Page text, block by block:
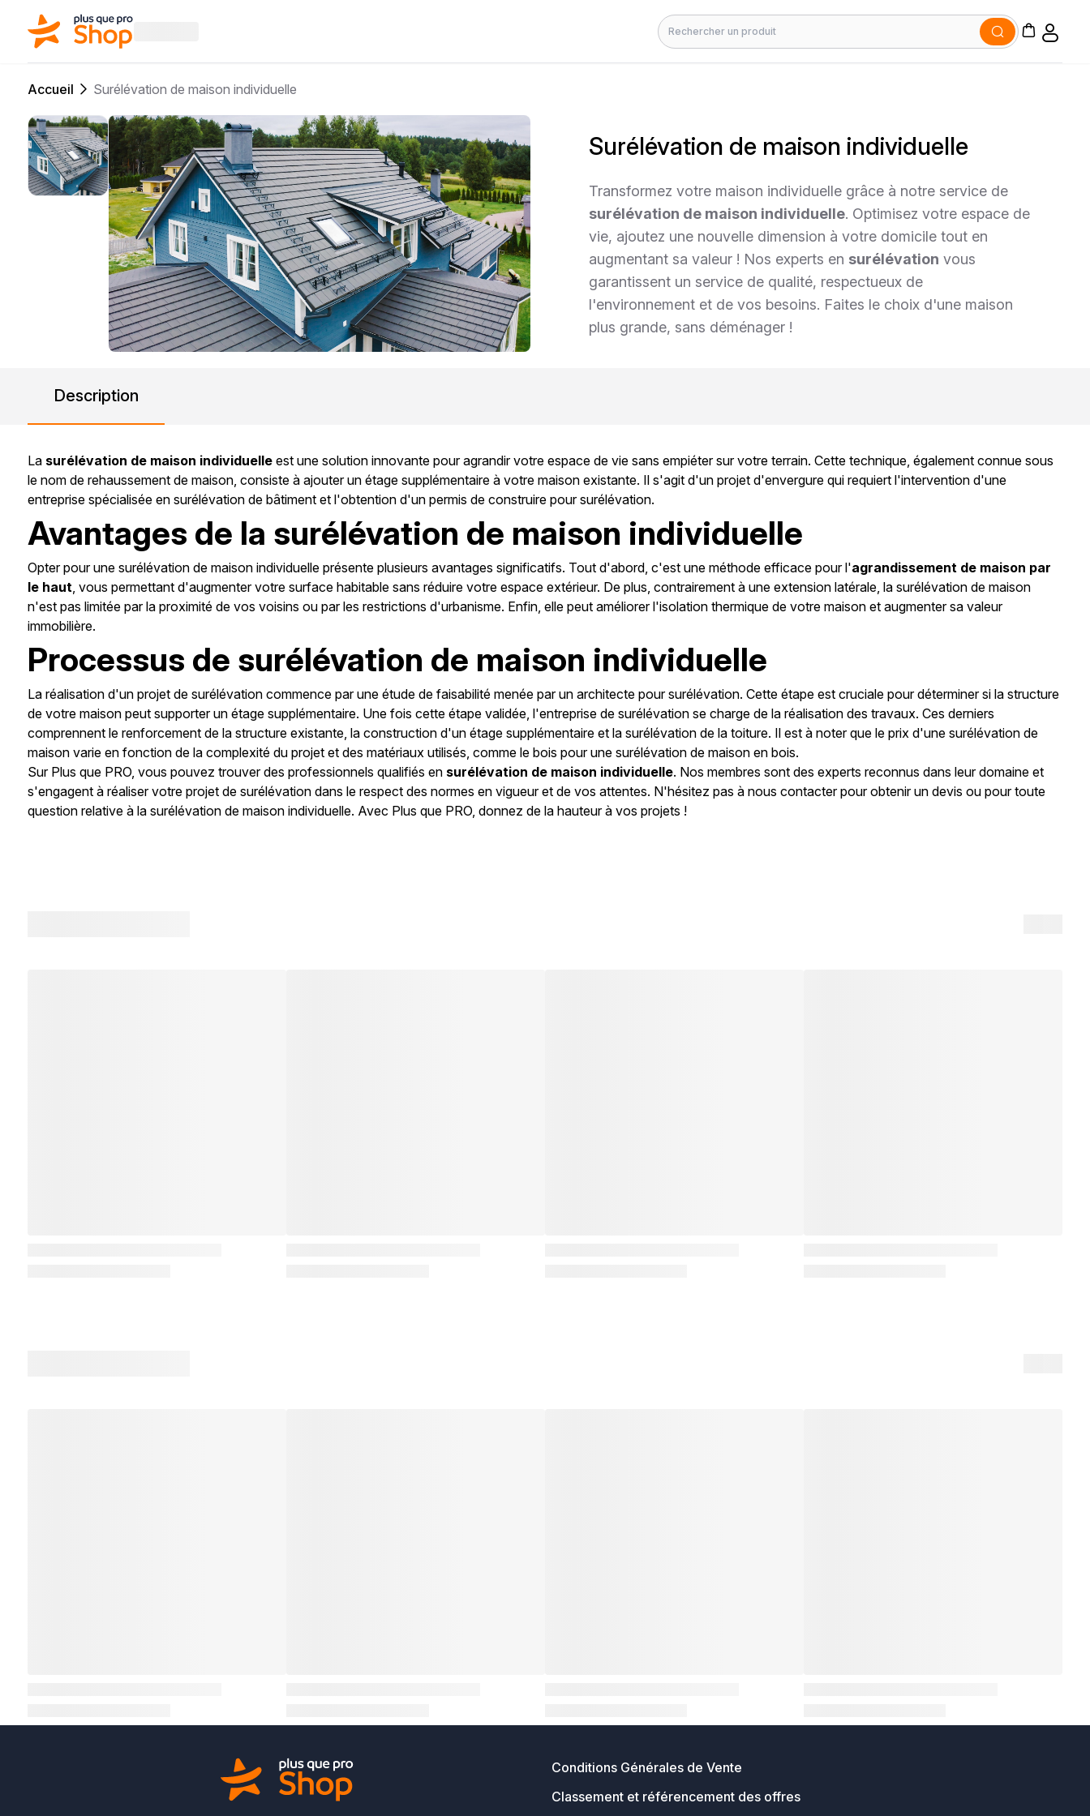
Rechercher
Accueil Surélévation de maison individuelle
Surélévation de maison individuelle
Transformez votre maison individuelle grâce à notre service de
surélévation de maison individuelle. Optimisez votre espace de
vie, ajoutez une nouvelle dimension à votre domicile tout en
augmentant sa valeur ! Nos experts en surélévation vous
garantissent un service de qualité, respectueux de
l'environnement et de vos besoins. Faites le choix d'une maison
plus grande, sans déménager !
Description
La surélévation de maison individuelle est une solution innovante pour agrandir votre espace de vie sans empiéter sur votre terrain. Cette technique, également connue sous
le nom de rehaussement de maison, consiste à ajouter un étage supplémentaire à votre maison existante. Il s'agit d'un projet d'envergure qui requiert l'intervention d'une
entreprise spécialisée en surélévation de bâtiment et l'obtention d'un permis de construire pour surélévation.
Avantages de la surélévation de maison individuelle
Opter pour une surélévation de maison individuelle présente plusieurs avantages significatifs. Tout d'abord, c'est une méthode efficace pour l'agrandissement de maison par
le haut, vous permettant d'augmenter votre surface habitable sans réduire votre espace extérieur. De plus, contrairement à une extension latérale, la surélévation de maison
n'est pas limitée par la proximité de vos voisins ou par les restrictions d'urbanisme. Enfin, elle peut améliorer l'isolation thermique de votre maison et augmenter sa valeur
immobilière.
Processus de surélévation de maison individuelle
La réalisation d'un projet de surélévation commence par une étude de faisabilité menée par un architecte pour surélévation. Cette étape est cruciale pour déterminer si la structure
de votre maison peut supporter un étage supplémentaire. Une fois cette étape validée, l'entreprise de surélévation se charge de la réalisation des travaux. Ces derniers
comprennent le renforcement de la structure existante, la construction d'un étage supplémentaire et la surélévation de la toiture. Il est à noter que le prix d'une surélévation de
maison varie en fonction de la complexité du projet et des matériaux utilisés, comme le bois pour une surélévation de maison en bois.
Sur Plus que PRO, vous pouvez trouver des professionnels qualifiés en surélévation de maison individuelle. Nos membres sont des experts reconnus dans leur domaine et
s'engagent à réaliser votre projet de surélévation dans le respect des normes en vigueur et de vos attentes. N'hésitez pas à nous contacter pour obtenir un devis ou pour toute
question relative à la surélévation de maison individuelle. Avec Plus que PRO, donnez de la hauteur à vos projets !
Conditions Générales de Vente
Classement et référencement des offres